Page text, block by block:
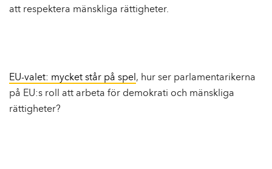
att respektera mänskliga rättigheter.
EU-valet: mycket står på spel, hur ser parlamentarikerna
på EU:s roll att arbeta för demokrati och mänskliga
rättigheter?